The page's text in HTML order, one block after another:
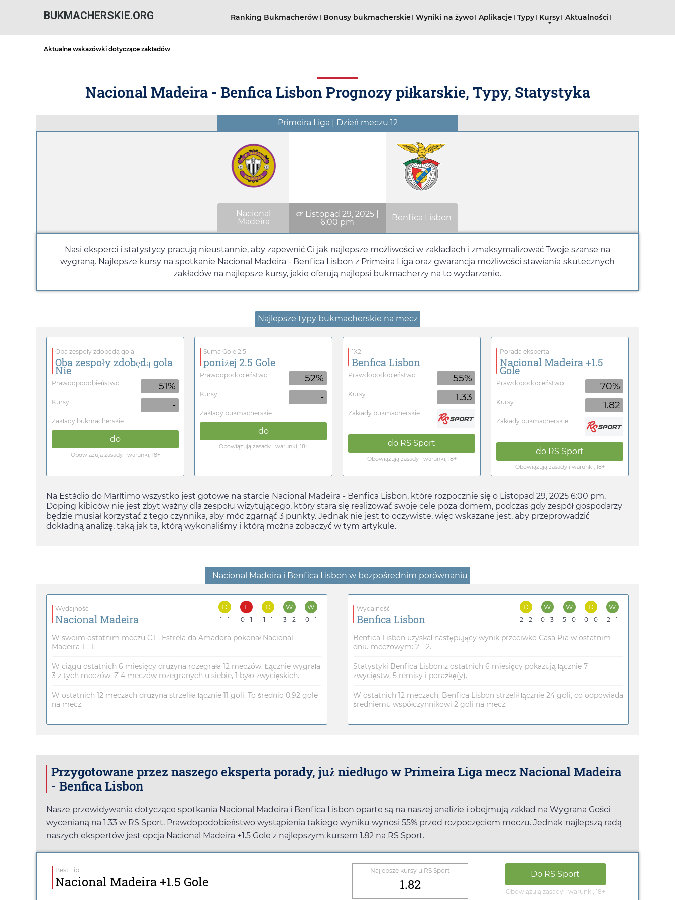
BUKMACHERSKIE.ORG Ranking Bukmacherów Bonusy bukmacherskie Wyniki na żywo Aplikacje Typy Kursy Aktualności
Aktualne wskazówki dotyczące zakładów
Nacional Madeira - Benfica Lisbon Prognozy piłkarskie, Typy, Statystyka
Primeira Liga | Dzień meczu 12
Nacional
Madeira
Listopad 29, 2025
6:00 pm
Benfica Lisbon
Nasi eksperci i statystycy pracują nieustannie, aby zapewnić Ci jak najlepsze możliwości w zakładach i zmaksymalizować Twoje szanse na
wygraną. Najlepsze kursy na spotkanie Nacional Madeira - Benfica Lisbon z Primeira Liga oraz gwarancja możliwości stawiania skutecznych
zakładów na najlepsze kursy, jakie oferują najlepsi bukmacherzy na to wydarzenie.
Najlepsze typy bukmacherskie na mecz
Oba zespoły zdobędą gola
Oba zespoły zdobędą gola
Nie
Prawdopodobieństwo 51%
Kursy -
Zakłady bukmacherskie
do
Obowiązują zasady i warunki, 18+
Suma Gole 2.5
poniżej 2.5 Gole
Prawdopodobieństwo 52%
Kursy -
Zakłady bukmacherskie
do
Obowiązują zasady i warunki, 18+
1X2
Benfica Lisbon
Prawdopodobieństwo 55%
Kursy 1.33
Zakłady bukmacherskie
do RS Sport
Obowiązują zasady i warunki, 18+
Porada eksperta
Nacional Madeira +1.5
Gole
Prawdopodobieństwo 70%
Kursy 1.82
Zakłady bukmacherskie
do RS Sport
Obowiązują zasady i warunki, 18+
Na Estádio do Marítimo wszystko jest gotowe na starcie Nacional Madeira - Benfica Lisbon, które rozpocznie się o Listopad 29, 2025 6:00 pm.
Doping kibiców nie jest zbyt ważny dla zespołu wizytującego, który stara się realizować swoje cele poza domem, podczas gdy zespół gospodarzy
będzie musiał korzystać z tego czynnika, aby móc zgarnąć 3 punkty. Jednak nie jest to oczywiste, więc wskazane jest, aby przeprowadzić
dokładną analizę, taką jak ta, którą wykonaliśmy i którą można zobaczyć w tym artykule.
Nacional Madeira i Benfica Lisbon w bezpośrednim porównaniu
Wydajność
Nacional Madeira
D
1 - 1
L
0 - 1
D
1 - 1
W
3 - 2
W
0 - 1
W swoim ostatnim meczu C.F. Estrela da Amadora pokonał Nacional
Madeira 1 - 1.
W ciągu ostatnich 6 miesięcy drużyna rozegrała 12 meczów. Łącznie wygrała
3 z tych meczów. Z 4 meczów rozegranych u siebie, 1 było zwycięskich.
W ostatnich 12 meczach drużyna strzeliła łącznie 11 goli. To średnio 0.92 gole
na mecz.
Wydajność
Benfica Lisbon
D
2 - 2
W
0 - 3
W
5 - 0
D
0 - 0
W
2 - 1
Benfica Lisbon uzyskał następujący wynik przeciwko Casa Pia w ostatnim
dniu meczowym: 2 - 2.
Statystyki Benfica Lisbon z ostatnich 6 miesięcy pokazują łącznie 7
zwycięstw, 5 remisy i porażkę(y).
W ostatnich 12 meczach, Benfica Lisbon strzelił łącznie 24 goli, co odpowiada
średniemu współczynnikowi 2 goli na mecz.
Przygotowane przez naszego eksperta porady, już niedługo w Primeira Liga mecz Nacional Madeira
- Benfica Lisbon
Nasze przewidywania dotyczące spotkania Nacional Madeira i Benfica Lisbon oparte są na naszej analizie i obejmują zakład na Wygrana Gości
wycenianą na 1.33 w RS Sport. Prawdopodobieństwo wystąpienia takiego wyniku wynosi 55% przed rozpoczęciem meczu. Jednak najlepszą radą
naszych ekspertów jest opcja Nacional Madeira +1.5 Gole z najlepszym kursem 1.82 na RS Sport.
Best Tip
Nacional Madeira +1.5 Gole
Najlepsze kursy u RS Sport
1.82
Do RS Sport
Obowiązują zasady i warunki, 18+